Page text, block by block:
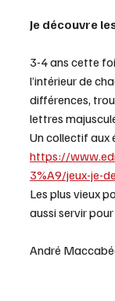
Je découvre
3-4 ans cette
l’intérieur de
différences,
lettres
Un collectif aux
https://
3%A9/jeux-je-
Les plus vieux
aussi servir
André